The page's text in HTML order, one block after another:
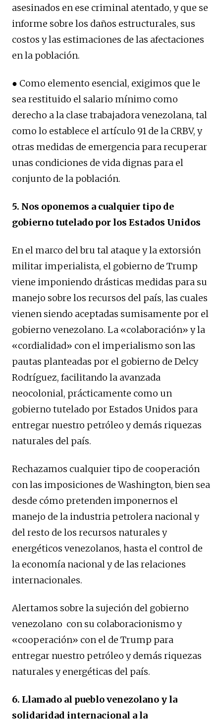
asesinados en ese criminal atentado, y que se
informe sobre los daños estructurales, sus
costos y las estimaciones de las afectaciones
en la población.
● Como elemento esencial, exigimos que le
sea restituido el salario mínimo como
derecho a la clase trabajadora venezolana, tal
como lo establece el artículo 91 de la CRBV, y
otras medidas de emergencia para recuperar
unas condiciones de vida dignas para el
conjunto de la población.
5. Nos oponemos a cualquier tipo de
gobierno tutelado por los Estados Unidos
En el marco del bru tal ataque y la extorsión
militar imperialista, el gobierno de Trump
viene imponiendo drásticas medidas para su
manejo sobre los recursos del país, las cuales
vienen siendo aceptadas sumisamente por el
gobierno venezolano. La «colaboración» y la
«cordialidad» con el imperialismo son las
pautas planteadas por el gobierno de Delcy
Rodríguez, facilitando la avanzada
neocolonial, prácticamente como un
gobierno tutelado por Estados Unidos para
entregar nuestro petróleo y demás riquezas
naturales del país.
Rechazamos cualquier tipo de cooperación
con las imposiciones de Washington, bien sea
desde cómo pretenden imponernos el
manejo de la industria petrolera nacional y
del resto de los recursos naturales y
energéticos venezolanos, hasta el control de
la economía nacional y de las relaciones
internacionales.
Alertamos sobre la sujeción del gobierno
venezolano con su colaboracionismo y
«cooperación» con el de Trump para
entregar nuestro petróleo y demás riquezas
naturales y energéticas del país.
6. Llamado al pueblo venezolano y la
solidaridad internacional a la